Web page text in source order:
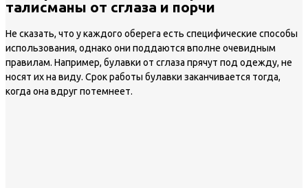
талисманы от сглаза и порчи
Не сказать, что у каждого оберега есть специфические способы
использования, однако они поддаются вполне очевидным
правилам. Например, булавки от сглаза прячут под одежду, не
носят их на виду. Срок работы булавки заканчивается тогда,
когда она вдруг потемнеет.